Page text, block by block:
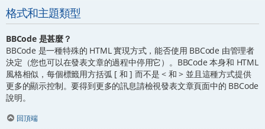
格式和主題類型
BBCode 是甚麼？
BBCode 是一種特殊的 HTML 實現方式，能否使用 BBCode 由管理者
決定（您也可以在發表文章的過程中停用它）。BBCode 本身和 HTML
風格相似，每個標籤用方括弧 [ 和 ] 而不是 < 和 > 並且這種方式提供
更多的顯示控制。要得到更多的訊息請檢視發表文章頁面中的 BBCode
說明。
回頂端